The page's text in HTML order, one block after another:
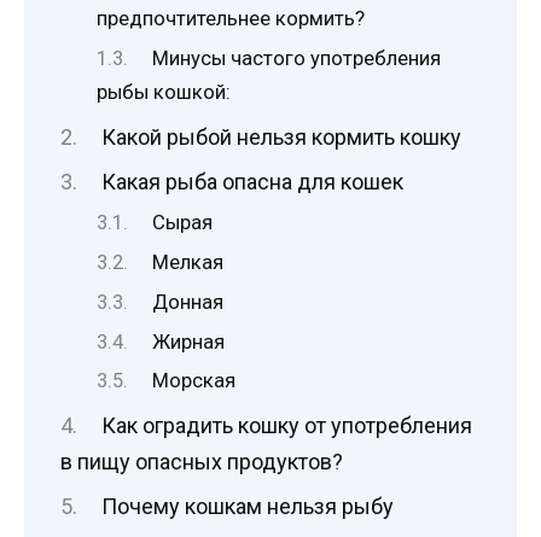
предпочтительнее кормить?
Минусы частого употребления
рыбы кошкой:
Какой рыбой нельзя кормить кошку
Какая рыба опасна для кошек
Сырая
Мелкая
Донная
Жирная
Морская
Как оградить кошку от употребления
в пищу опасных продуктов?
Почему кошкам нельзя рыбу